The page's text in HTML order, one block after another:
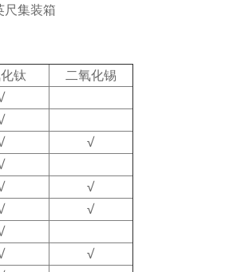
集装箱
钛
二氧化锡
√
√
√
√